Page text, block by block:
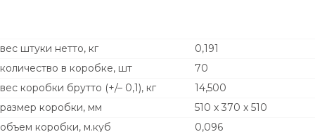
вес штуки нетто, кг
0,191
количество в коробке, шт
70
вес коробки брутто (+/– 0,1), кг
14,500
размер коробки, мм
510 x 370 x 510
объем коробки, м.куб
0,096